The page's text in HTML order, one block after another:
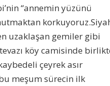
“annemin yüzünü
uzaklaşan gemiler gibi
köy camisinde
çeyrek asır
meşum sürecin ilk